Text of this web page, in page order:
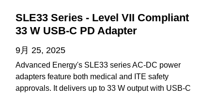
SLE33 Series - Level VII Compliant
33 W USB-C PD Adapter
9月 25, 2025
Advanced Energy's SLE33 series AC-DC power
adapters feature both medical and ITE safety
approvals. It delivers up to 33 W output with USB-C